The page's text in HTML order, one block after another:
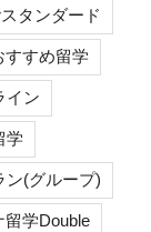
タンダード
すすめ留学
イン
学
ン(グループ)
留学Double